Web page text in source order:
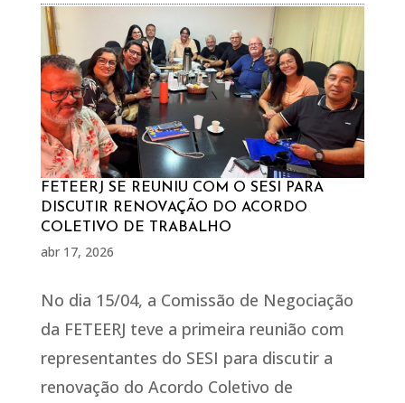
FETEERJ SE REUNIU COM O SESI PARA
DISCUTIR RENOVAÇÃO DO ACORDO
COLETIVO DE TRABALHO
abr 17, 2026
No dia 15/04, a Comissão de Negociação
da FETEERJ teve a primeira reunião com
representantes do SESI para discutir a
renovação do Acordo Coletivo de